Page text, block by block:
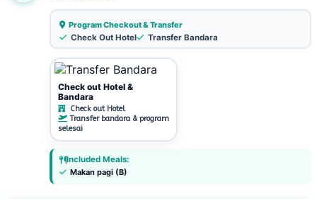
Program Checkout & Transfer
Check Out Hotel
Transfer Bandara
Check out Hotel &
Bandara
Check out Hotel
Transfer bandara & program
selesai
Included Meals:
Makan pagi (B)